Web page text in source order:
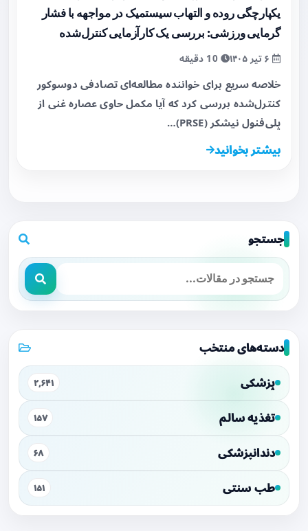
یکپارچگی روده و التهاب سیستمیک در مواجهه با فشار
گرمایی ورزشی: بررسی یک کارآزمایی کنترل‌شده
10 دقیقه
خلاصه سریع برای خواننده مطالعه‌ای تصادفی دوسوکور
کنترل‌شده بررسی کرد که آیا مکمل حاوی عصاره غنی از
پلی‌فنول نیشکر (PRSE)…
بیشتر بخوانید
جستجو
دسته‌های منتخب
پزشکی ۲,۶۴۱
تغذیه سالم ۱۵۷
دندانپزشکی ۶۸
طب سنتی ۱۵۱